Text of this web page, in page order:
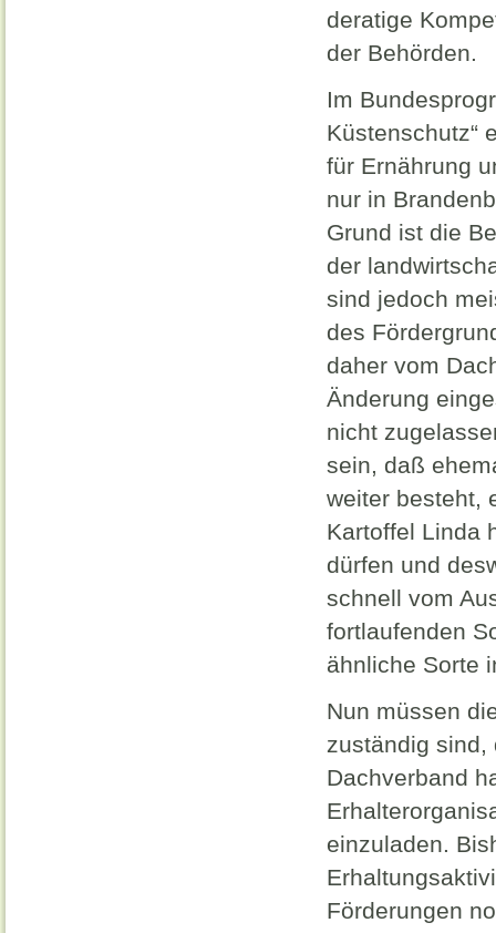
deratige
der Behörden.
Im
Küstenschutz“
für Ernährung
nur in
Grund ist die
der
sind jedoch
des
daher vom
Änderung
nicht
sein, daß
weiter besteht,
Kartoffel Linda
dürfen und
schnell vom
fortlaufenden
ähnliche Sorte
Nun müssen
zuständig sind,
Dachverband
einzuladen.
Förderungen